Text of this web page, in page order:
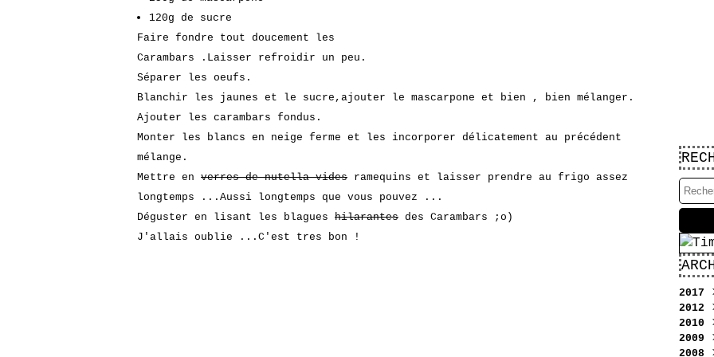
120g de sucre
Faire fondre tout doucement les
Carambars .Laisser refroidir un peu.
Séparer les oeufs.
Blanchir les jaunes et le sucre,ajouter le mascarpone et bien , bien mélanger.
Ajouter les carambars fondus.
Monter les blancs en neige ferme et les incorporer délicatement au précédent
mélange.
Mettre en verres de nutella vides ramequins et laisser prendre au frigo assez
longtemps ...Aussi longtemps que vous pouvez ...
Déguster en lisant les blagues hilarantes des Carambars ;o)
J'allais oublie ...C'est tres bon !
2017
2012
Mai
2010
2009
2008